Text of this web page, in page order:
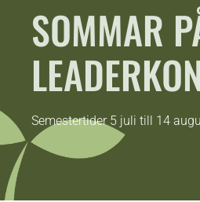
SOMMAR
Semestertider 5 juli till 14